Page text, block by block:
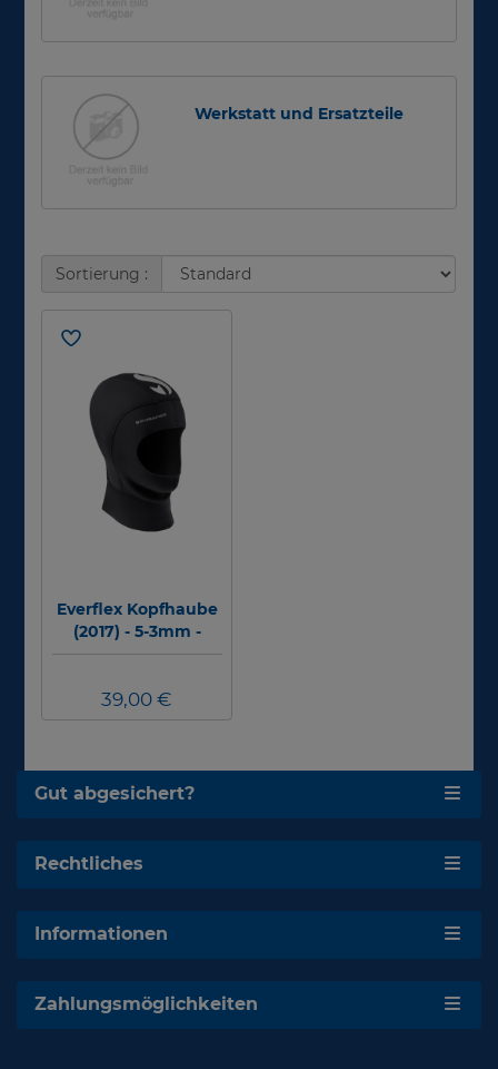
Werkstatt und Ersatzteile
Sortierung :
Everflex Kopfhaube
(2017) - 5-3mm -
ohne Kragen
39,00 €
Gut abgesichert?
Rechtliches
Informationen
Zahlungsmöglichkeiten